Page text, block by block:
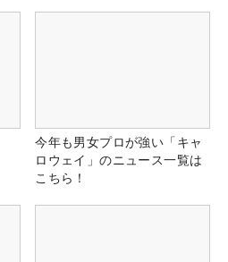
今年も男女プロが強い「キャ
ロウェイ」のニュース一覧は
こちら！